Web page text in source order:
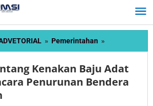
» Pemerintahan »
Bontang
Baju
Adat
Kenakan Baju Adat
Penurunan Bendera